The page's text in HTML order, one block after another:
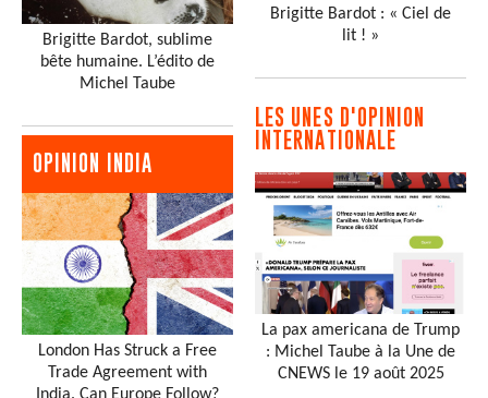
Brigitte Bardot, sublime
bête humaine. L’édito de
Michel Taube
OPINION INDIA
London Has Struck a Free
Trade Agreement with
India. Can Europe Follow?
Brigitte Bardot : « Ciel de
lit ! »
LES UNES D'OPINION
INTERNATIONALE
La pax americana de Trump
: Michel Taube à la Une de
CNEWS le 19 août 2025